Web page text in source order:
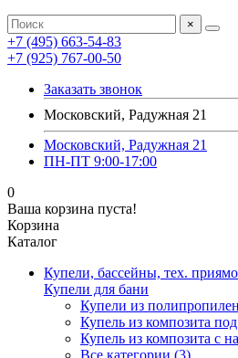
×
+7 (495) 663-54-83
+7 (925) 767-00-50
Заказать звонок
Московский, Радужная 21
Московский, Радужная 21
ПН-ПТ 9:00-17:00
0
Ваша корзина пуста!
Корзина
Каталог
Купели, бассейны, тех.
Купели для бани
Купели из
Купель из композита
Купель из композита с
Все категории (3)